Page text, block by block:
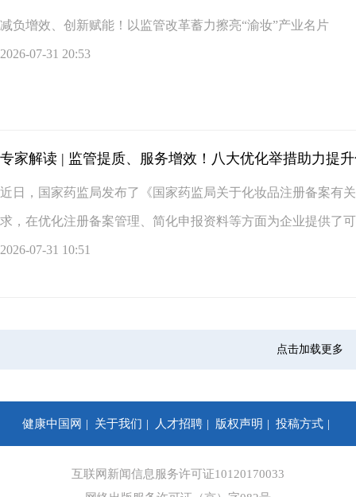
减负增效、创新赋能！以监管改革蓄力擦亮“渝妆”产业名片
2026-07-31 20:53
专家解读 | 监管提质、服务增效！八大优化举措助力提
近日，国家药监局发布了《国家药监局关于化妆品注册备案有
求，在优化注册备案管理、简化申报资料等方面为企业提供了
2026-07-31 10:51
点击加载更多
健康中国网 关于我们 人才招聘 版权声明 投稿方式
你问我答 合作咨询 信息保护 网站地图
互联网新闻信息服务许可证10120170033